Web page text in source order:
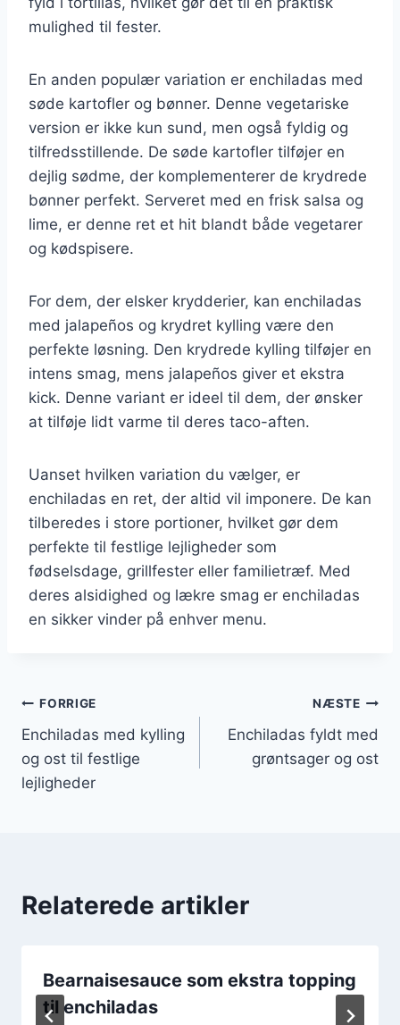
mulighed til fester.
En anden populær variation er enchiladas med
søde kartofler og bønner. Denne vegetariske
version er ikke kun sund, men også fyldig og
tilfredsstillende. De søde kartofler tilføjer en
dejlig sødme, der komplementerer de krydrede
bønner perfekt. Serveret med en frisk salsa og
lime, er denne ret et hit blandt både vegetarer
og kødspisere.
For dem, der elsker krydderier, kan enchiladas
med jalapeños og krydret kylling være den
perfekte løsning. Den krydrede kylling tilføjer en
intens smag, mens jalapeños giver et ekstra
kick. Denne variant er ideel til dem, der ønsker
at tilføje lidt varme til deres taco-aften.
Uanset hvilken variation du vælger, er
enchiladas en ret, der altid vil imponere. De kan
tilberedes i store portioner, hvilket gør dem
perfekte til festlige lejligheder som
fødselsdage, grillfester eller familietræf. Med
deres alsidighed og lækre smag er enchiladas
en sikker vinder på enhver menu.
Indlægsnavigation
FORRIGE
Enchiladas med kylling
og ost til festlige
lejligheder
NÆSTE
Enchiladas fyldt med
grøntsager og ost
Relaterede artikler
Bearnaisesauce som ekstra topping
til enchiladas